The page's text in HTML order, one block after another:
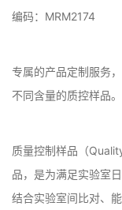
编码：MRM2174
专属的产品定制服务
不同含量的质控样品。
质量控制样品（
品，是为满足实验室
结合实验室间比对、